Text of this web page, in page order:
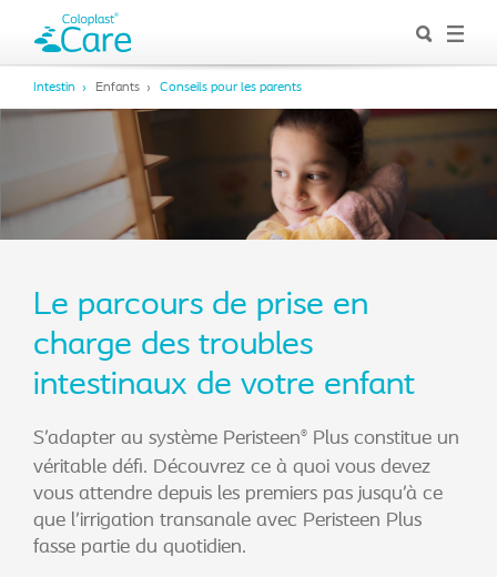
Intestin Enfants Conseils pour les parents
Le parcours de prise en
charge des troubles
intestinaux de votre enfant
S’adapter au système Peristeen® Plus constitue un
véritable défi. Découvrez ce à quoi vous devez
vous attendre depuis les premiers pas jusqu’à ce
que l’irrigation transanale avec Peristeen Plus
fasse partie du quotidien.